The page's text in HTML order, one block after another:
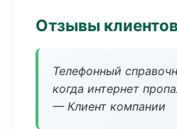
Отзывы клиентов
Телефонный
когда интернет
— Клиент компании